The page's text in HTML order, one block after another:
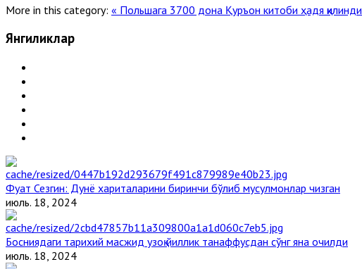
More in this category: « Польшага 3700 дона Қуръон китоби ҳадя қилинди
Янгиликлар
Фуат Сезгин: Дунё хариталарини биринчи бўлиб мусулмонлар чизган
июль. 18, 2024
Босниядаги тарихий масжид узоқ йиллик танаффусдан сўнг яна очилди
июль. 18, 2024